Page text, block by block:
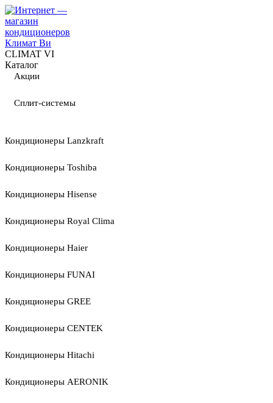
CLIMAT VI
Каталог
Акции
Сплит-системы
Кондиционеры Lanzkraft
Кондиционеры Toshiba
Кондиционеры Hisense
Кондиционеры Royal Clima
Кондиционеры Haier
Кондиционеры FUNAI
Кондиционеры GREE
Кондиционеры CENTEK
Кондиционеры Hitachi
Кондиционеры AERONIK